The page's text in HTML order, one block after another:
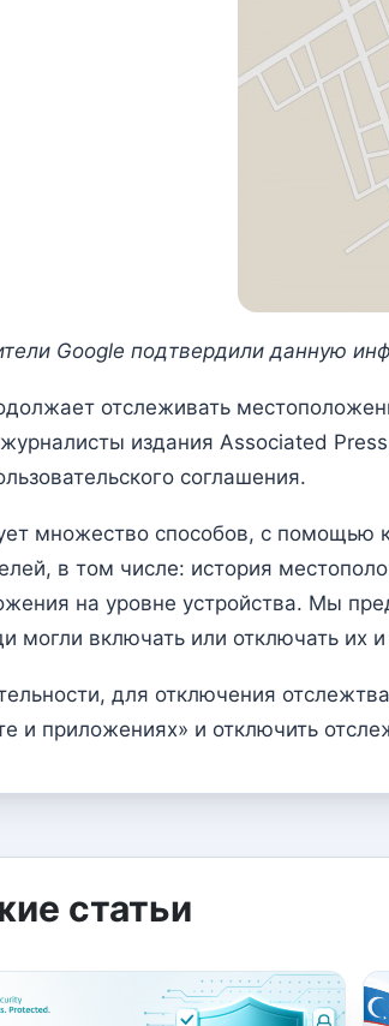
Google подтвердили данную
отслеживать
издания Associated
соглашения.
множество способов, с помощью
в том числе: история
на уровне устройства. Мы
могли включать или отключать их
для отключения
и приложениях» и отключить
статьи